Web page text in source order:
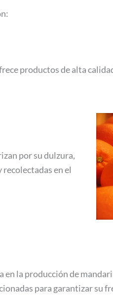
productos de alta
por su dulzura,
en el
en la producción de
para garantizar su